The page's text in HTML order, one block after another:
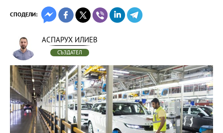
СПОДЕЛИ:
АСПАРУХ ИЛИЕВ
СЪЗДАТЕЛ